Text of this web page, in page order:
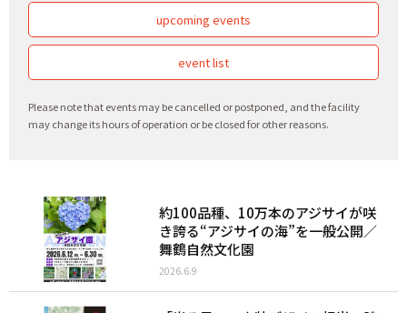
upcoming events
event list
Please note that events may be cancelled or postponed, and the facility
may change its hours of operation or be closed for other reasons.
約100品種、10万本のアジサイが咲
き誇る“アジサイの海”を一般公開／
舞鶴自然文化園
2026.6.9